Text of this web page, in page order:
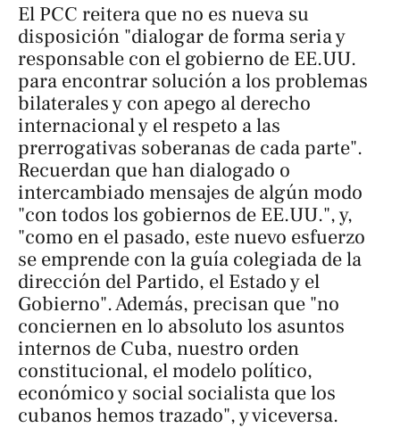
El PCC reitera que no es nueva su
disposición "dialogar de forma seria y
responsable con el gobierno de EE.UU.
para encontrar solución a los problemas
bilaterales y con apego al derecho
internacional y el respeto a las
prerrogativas soberanas de cada parte".
Recuerdan que han dialogado o
intercambiado mensajes de algún modo
"con todos los gobiernos de EE.UU.", y,
"como en el pasado, este nuevo esfuerzo
se emprende con la guía colegiada de la
dirección del Partido, el Estado y el
Gobierno". Además, precisan que "no
conciernen en lo absoluto los asuntos
internos de Cuba, nuestro orden
constitucional, el modelo político,
económico y social socialista que los
cubanos hemos trazado", y viceversa.